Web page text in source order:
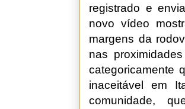
registrado e
novo vídeo
margens da
nas
categoricamente
inaceitável em
comunidade,